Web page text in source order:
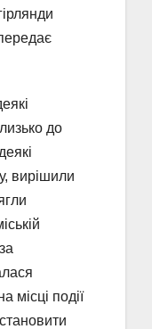
до
вирішили
місці події